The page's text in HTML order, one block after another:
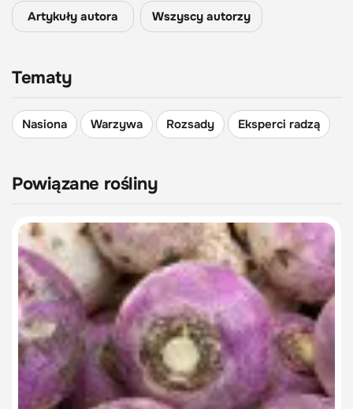
Artykuły autora Wszyscy autorzy
Tematy
Nasiona Warzywa Rozsady Eksperci radzą
Powiązane rośliny